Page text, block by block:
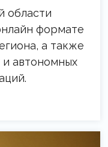
области
формате
а также
и автономных